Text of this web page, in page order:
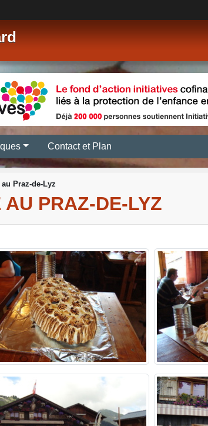
Contact et Plan
Praz-de-Lyz
PRAZ-DE-LYZ